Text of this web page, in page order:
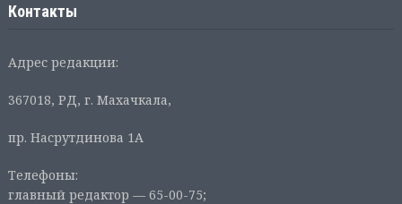
Контакты
Адрес редакции:
367018, РД, г. Махачкала,
пр. Насрутдинова 1А
Телефоны:
главный редактор — 65-00-75;